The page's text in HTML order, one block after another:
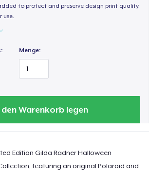
to protect and preserve design print quality.
use.
Menge:
den Warenkorb legen
Edition Gilda Radner Halloween
featuring an original Polaroid and